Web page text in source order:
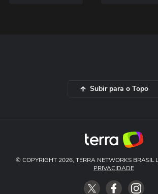
Subir para o Topo
© COPYRIGHT 2026, TERRA NETWORKS BRASIL
PRIVACIDADE